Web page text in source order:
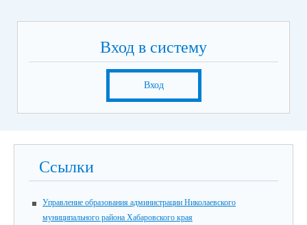
Вход в систему
Вход
Ссылки
Управление образования администрации Николаевского
муниципального района Хабаровского края